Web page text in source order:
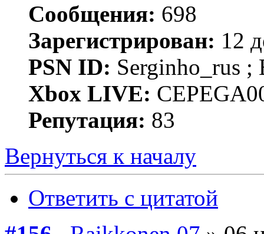
Сообщения: 698
Зарегистрирован: 12
PSN ID: Serginho_rus
Xbox LIVE:
Репутация: 83
Вернуться к началу
Ответить с цитатой